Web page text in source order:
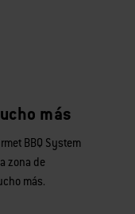
más
BBQ System
zona de
más.